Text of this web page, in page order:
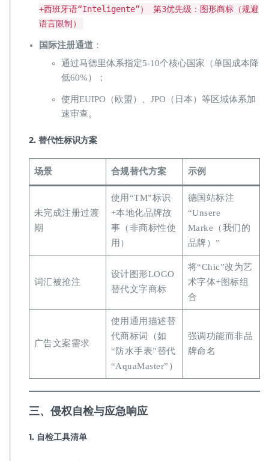
+西班牙语“Inteligente”） 第3优先级：图形商标（规避
语言限制）
​国际注册通道​ ​：
通过马德里体系指定5-10个核心国家（单国成本降
低60%）；
使用EUIPO（欧盟）、JPO（日本）等区域体系加
速审查。
​2. 替代性标识方案​
​场景​ ​合规替代方案​ ​示例​
未完成注册过渡
期
使用“TM”标识
+本地化品牌故
事（非商标性使
用）
德国站标注
“Unsere
Marke（我们的
品牌）”
词汇被抢注
设计图形LOGO
替代文字商标
将“Chic”改为艺
术字体+图标组
合
广告文案需求
使用通用描述替
代商标词（如
“防水手表”替代
“AquaMaster”）
强调功能而非品
牌命名
​三、侵权自检与应急响应​
​1. 自检工具清单​